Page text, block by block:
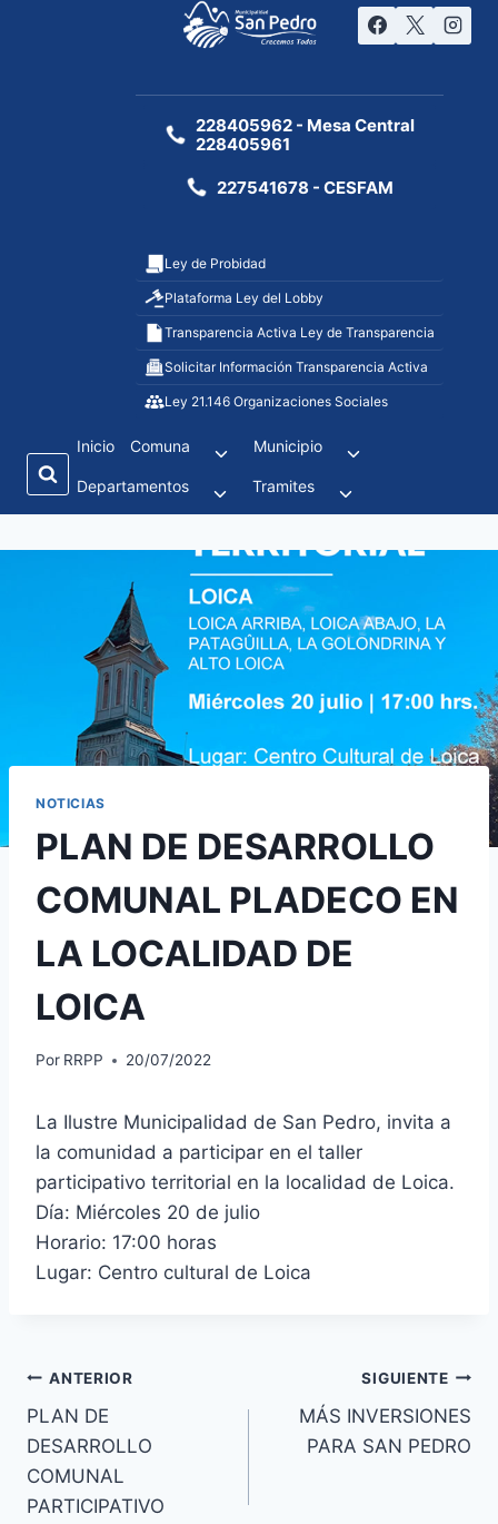
228405962 - Mesa Central
228405961
227541678 - CESFAM
Ley de Probidad
Plataforma Ley del Lobby
Transparencia Activa Ley de Transparencia
Solicitar Información Transparencia Activa
Ley 21.146 Organizaciones Sociales
Inicio Comuna Municipio
Departamentos Tramites
NOTICIAS
PLAN DE DESARROLLO
COMUNAL PLADECO EN
LA LOCALIDAD DE
LOICA
Por RRPP 20/07/2022
La Ilustre Municipalidad de San Pedro, invita a
la comunidad a participar en el taller
participativo territorial en la localidad de Loica.
Día: Miércoles 20 de julio
Horario: 17:00 horas
Lugar: Centro cultural de Loica
ANTERIOR
PLAN DE
DESARROLLO
COMUNAL
PARTICIPATIVO
SIGUIENTE
MÁS INVERSIONES
PARA SAN PEDRO